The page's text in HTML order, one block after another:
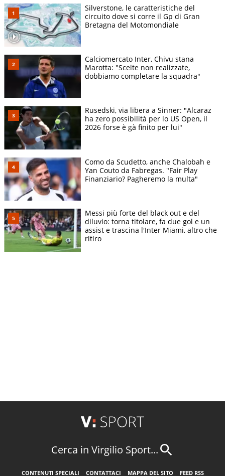
Silverstone, le caratteristiche del
circuito dove si corre il Gp di Gran
Bretagna del Motomondiale
Calciomercato Inter, Chivu stana
Marotta: "Scelte non realizzate,
dobbiamo completare la squadra"
Rusedski, via libera a Sinner: "Alcaraz
ha zero possibilità per lo US Open, il
2026 forse è gà finito per lui"
Como da Scudetto, anche Chalobah e
Yan Couto da Fabregas. "Fair Play
Finanziario? Pagheremo la multa"
Messi più forte del black out e del
diluvio: torna titolare, fa due gol e un
assist e trascina l'Inter Miami, altro che
ritiro
Cerca in Virgilio Sport...
CONTENUTI SPECIALI CONTATTACI MAPPA DEL SITO FEED RSS